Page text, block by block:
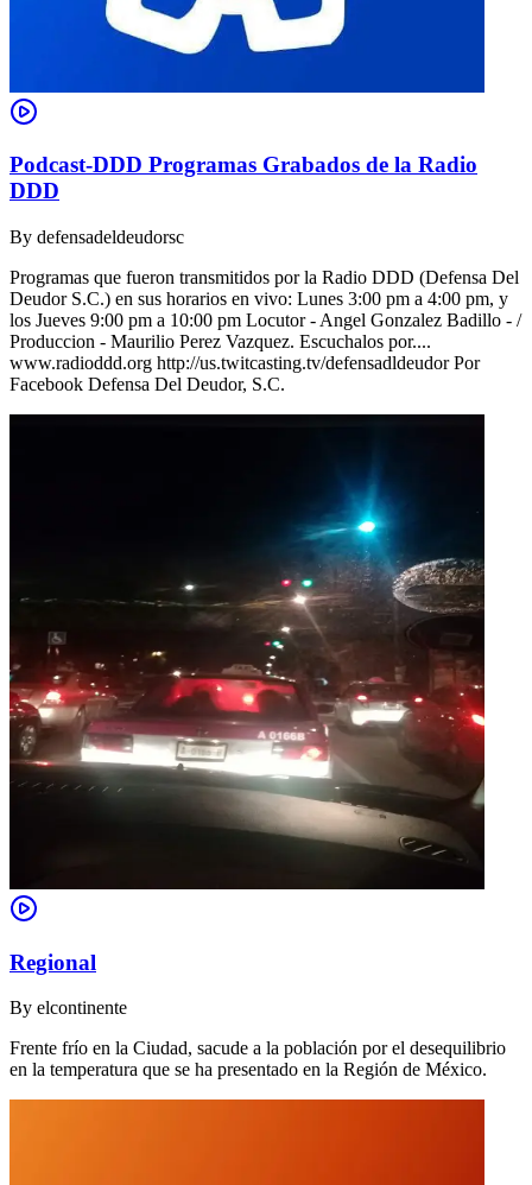
Podcast-DDD Programas Grabados de la Radio
DDD
By defensadeldeudorsc
Programas que fueron transmitidos por la Radio DDD (Defensa Del
Deudor S.C.) en sus horarios en vivo: Lunes 3:00 pm a 4:00 pm, y
los Jueves 9:00 pm a 10:00 pm Locutor - Angel Gonzalez Badillo - /
Produccion - Maurilio Perez Vazquez. Escuchalos por....
www.radioddd.org http://us.twitcasting.tv/defensadldeudor Por
Facebook Defensa Del Deudor, S.C.
Regional
By elcontinente
Frente frío en la Ciudad, sacude a la población por el desequilibrio
en la temperatura que se ha presentado en la Región de México.